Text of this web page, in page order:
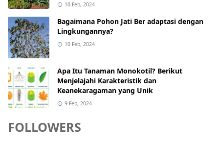
10 Feb, 2024
Bagaimana Pohon Jati Ber adaptasi dengan
Lingkungannya?
10 Feb, 2024
Apa Itu Tanaman Monokotil? Berikut
Menjelajahi Karakteristik dan
Keanekaragaman yang Unik
9 Feb, 2024
FOLLOWERS